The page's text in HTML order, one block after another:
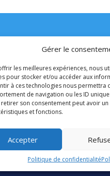
Gérer le
les meilleures expériences, nous
pour stocker et/ou accéder aux
à ces technologies nous permettra
de navigation ou les ID
son consentement peut avoir
et fonctions.
Accepter
Politique de confidentialité
Nous contacter